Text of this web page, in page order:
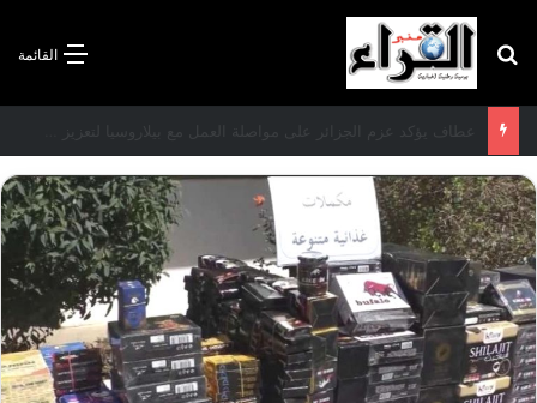
القائمة بحث عن